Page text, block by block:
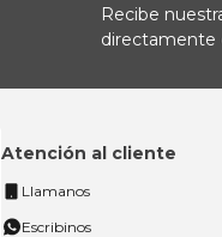
Recibe
directamente
Atención al cliente
Llamanos
Escribinos